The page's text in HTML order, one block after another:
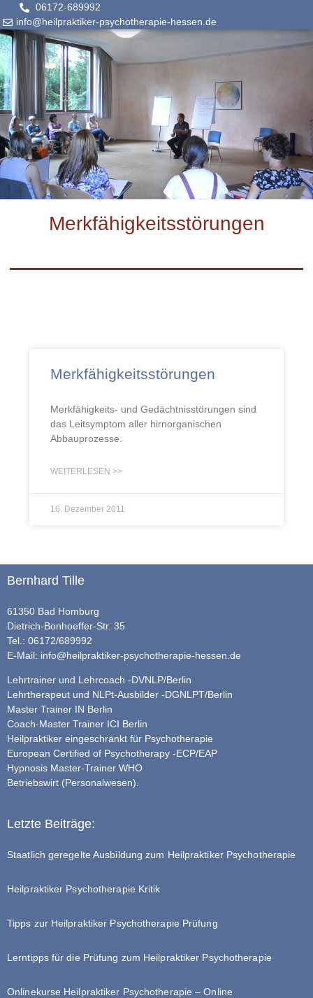
06172-689992
info@heilpraktiker-psychotherapie-hessen.de
Merkfähigkeitsstörungen
Merkfähigkeitsstörungen
Merkfähigkeits- und Gedächtnisstörungen sind
das Leitsymptom aller hirnorganischen
Abbauprozesse.
WEITERLESEN >>
16. Dezember 2011
Bernhard Tille
61350 Bad Homburg
Dietrich-Bonhoeffer-Str. 35
Tel.: 06172/689992
E-Mail: info@heilpraktiker-psychotherapie-hessen.de
Lehrtrainer und Lehrcoach -DVNLP/Berlin
Lehrtherapeut und NLPt-Ausbilder -DGNLPT/Berlin
Master Trainer IN Berlin
Coach-Master Trainer ICI Berlin
Heilpraktiker eingeschränkt für Psychotherapie
European Certified of Psychotherapy -ECP/EAP
Hypnosis Master-Trainer WHO
Betriebswirt (Personalwesen).
Letzte Beiträge:
Staatlich geregelte Ausbildung zum Heilpraktiker Psychotherapie
Heilpraktiker Psychotherapie Kritik
Tipps zur Heilpraktiker Psychotherapie Prüfung
Lerntipps für die Prüfung zum Heilpraktiker Psychotherapie
Onlinekurse Heilpraktiker Psychotherapie – Online